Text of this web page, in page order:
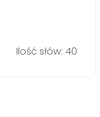
Ilość słów: 40